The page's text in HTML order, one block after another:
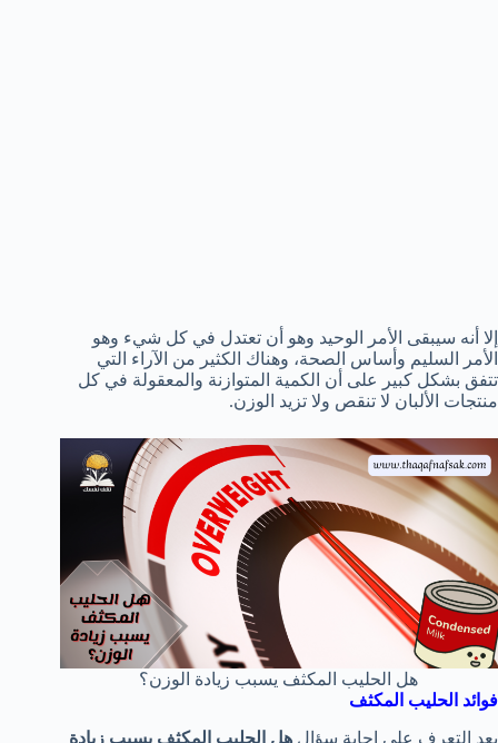
إلا أنه سيبقى الأمر الوحيد وهو أن تعتدل في كل شيء وهو
الأمر السليم وأساس الصحة، وهناك الكثير من الآراء التي
تتفق بشكل كبير على أن الكمية المتوازنة والمعقولة في كل
منتجات الألبان لا تنقص ولا تزيد الوزن.
هل الحليب المكثف يسبب زيادة الوزن؟
فوائد الحليب المكثف
بعد التعرف على إجابة سؤال هل الحليب المكثف يسبب زيادة